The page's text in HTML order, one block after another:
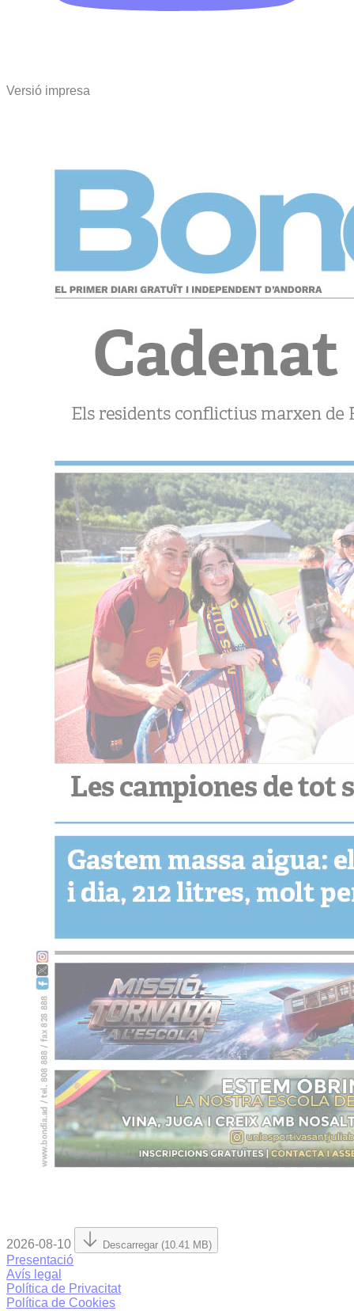
Versió impresa
2026-08-10 Descarregar (10.41 MB)
Presentació
Avís legal
Política de Privacitat
Política de Cookies